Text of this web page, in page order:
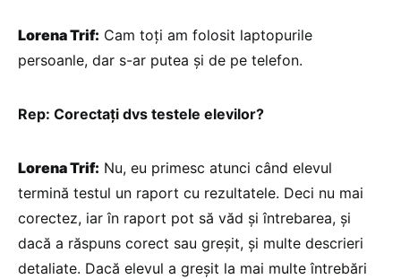
Lorena Trif: Cam toți am folosit laptopurile
persoanle, dar s-ar putea și de pe telefon.
Rep: Corectați dvs testele elevilor?
Lorena Trif: Nu, eu primesc atunci când elevul
termină testul un raport cu rezultatele. Deci nu mai
corectez, iar în raport pot să văd și întrebarea, și
dacă a răspuns corect sau greșit, și multe descrieri
detaliate. Dacă elevul a greșit la mai multe întrebări